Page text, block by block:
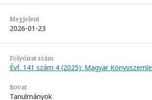
Megjelent
2026-01-23
Folyóirat szám
Évf. 141 szám 4 (2025): Magyar Könyvszemle
Rovat
Tanulmányok